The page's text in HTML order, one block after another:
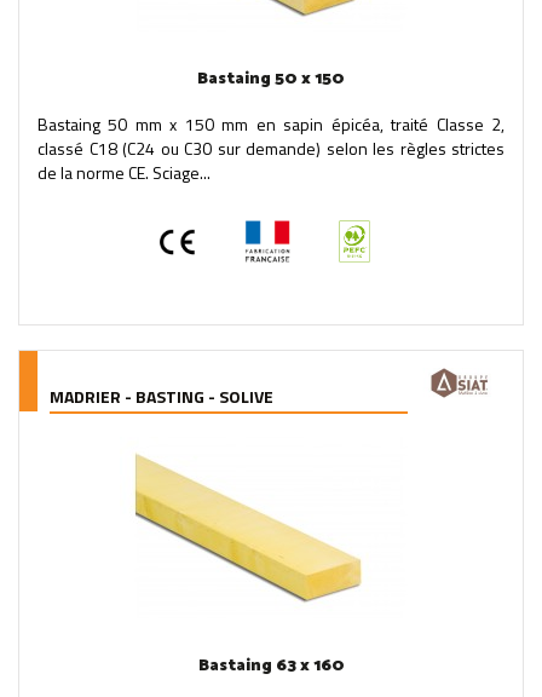
Bastaing 50 x 150
Bastaing 50 mm x 150 mm en sapin épicéa, traité Classe 2,
classé C18 (C24 ou C30 sur demande) selon les règles strictes
de la norme CE. Sciage...
MADRIER - BASTING - SOLIVE
Bastaing 63 x 160